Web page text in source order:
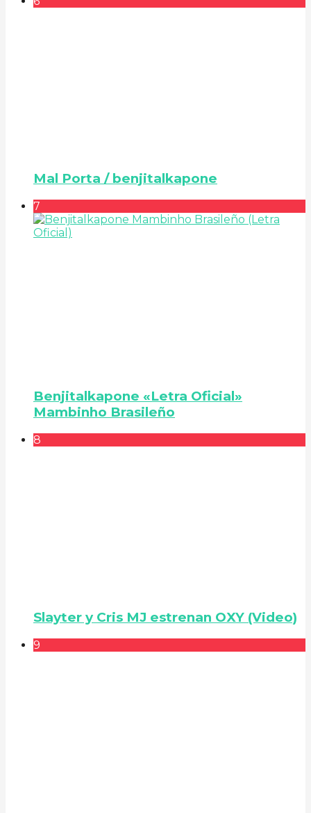
Mal Porta / benjitalkapone
7
Benjitalkapone «Letra Oficial»
Mambinho Brasileño
8
Slayter y Cris MJ estrenan OXY (Video)
9